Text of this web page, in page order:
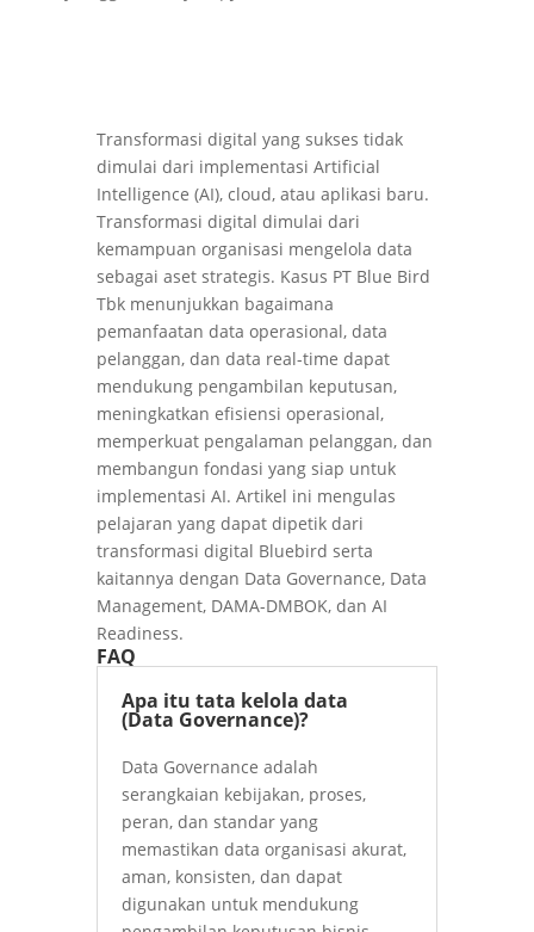
siklus hidup…
Transformasi digital yang sukses tidak
dimulai dari implementasi Artificial
Intelligence (AI), cloud, atau aplikasi baru.
Transformasi digital dimulai dari
kemampuan organisasi mengelola data
sebagai aset strategis. Kasus PT Blue Bird
Tbk menunjukkan bagaimana
pemanfaatan data operasional, data
pelanggan, dan data real-time dapat
mendukung pengambilan keputusan,
meningkatkan efisiensi operasional,
memperkuat pengalaman pelanggan, dan
membangun fondasi yang siap untuk
implementasi AI. Artikel ini mengulas
pelajaran yang dapat dipetik dari
transformasi digital Bluebird serta
kaitannya dengan Data Governance, Data
Management, DAMA-DMBOK, dan AI
Readiness.
FAQ
Apa itu tata kelola data
(Data Governance)?
Data Governance adalah
serangkaian kebijakan, proses,
peran, dan standar yang
memastikan data organisasi akurat,
aman, konsisten, dan dapat
digunakan untuk mendukung